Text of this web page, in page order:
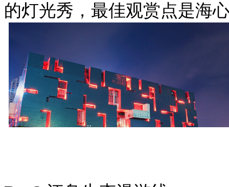
的灯光秀，最佳观赏点是海